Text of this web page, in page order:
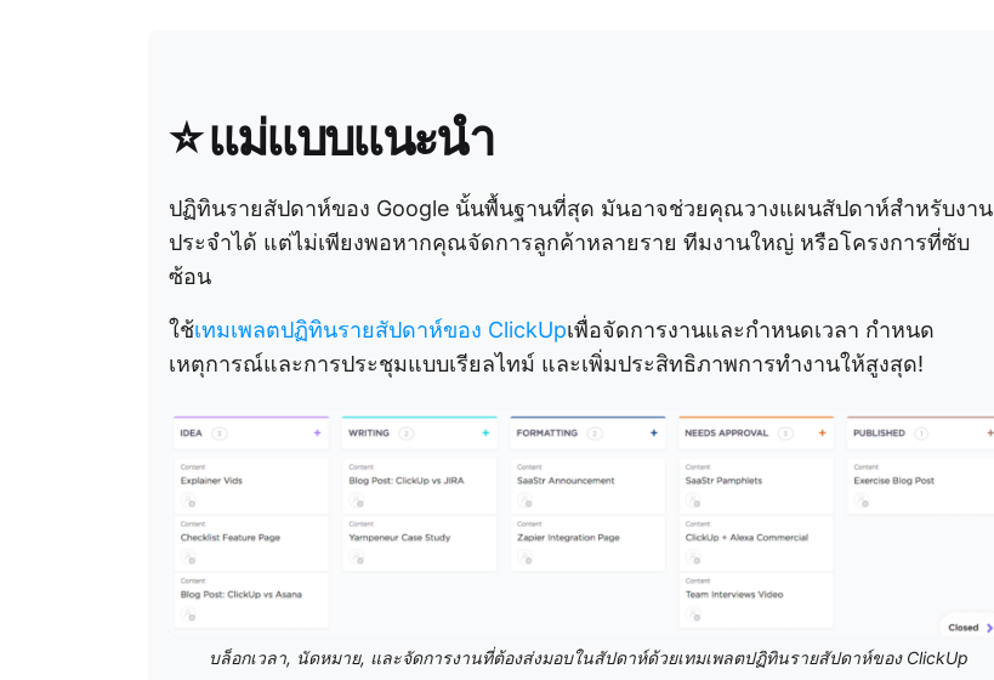
⭐ แม่แบบแนะนำ
ปฏิทินรายสัปดาห์ของ Google นั้นพื้นฐานที่สุด มันอาจช่วยคุณวางแผนสัปดาห์สำหรับงาน
ประจำได้ แต่ไม่เพียงพอหากคุณจัดการลูกค้าหลายราย ทีมงานใหญ่ หรือโครงการที่ซับ
ซ้อน
ใช้เทมเพลตปฏิทินรายสัปดาห์ของ ClickUpเพื่อจัดการงานและกำหนดเวลา กำหนด
เหตุการณ์และการประชุมแบบเรียลไทม์ และเพิ่มประสิทธิภาพการทำงานให้สูงสุด!
บล็อกเวลา, นัดหมาย, และจัดการงานที่ต้องส่งมอบในสัปดาห์ด้วยเทมเพลตปฏิทินรายสัปดาห์ของ ClickUp